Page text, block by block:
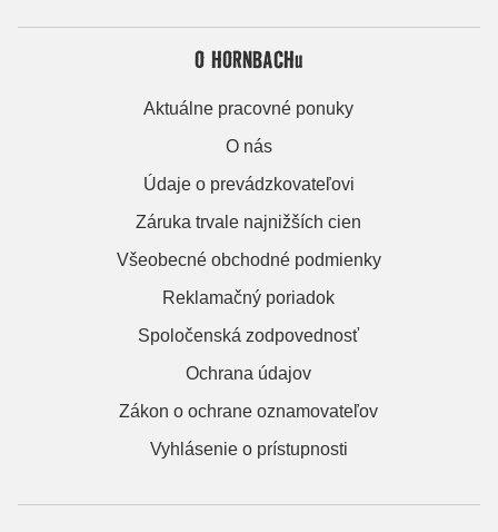
O HORNBACHu
Aktuálne pracovné ponuky
O nás
Údaje o prevádzkovateľovi
Záruka trvale najnižších cien
Všeobecné obchodné podmienky
Reklamačný poriadok
Spoločenská zodpovednosť
Ochrana údajov
Zákon o ochrane oznamovateľov
Vyhlásenie o prístupnosti